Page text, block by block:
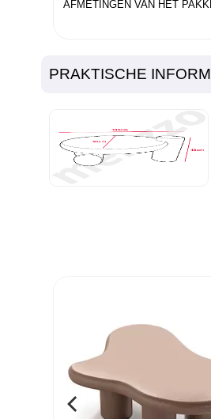
AFMETINGEN VAN HET
PRAKTISCHE